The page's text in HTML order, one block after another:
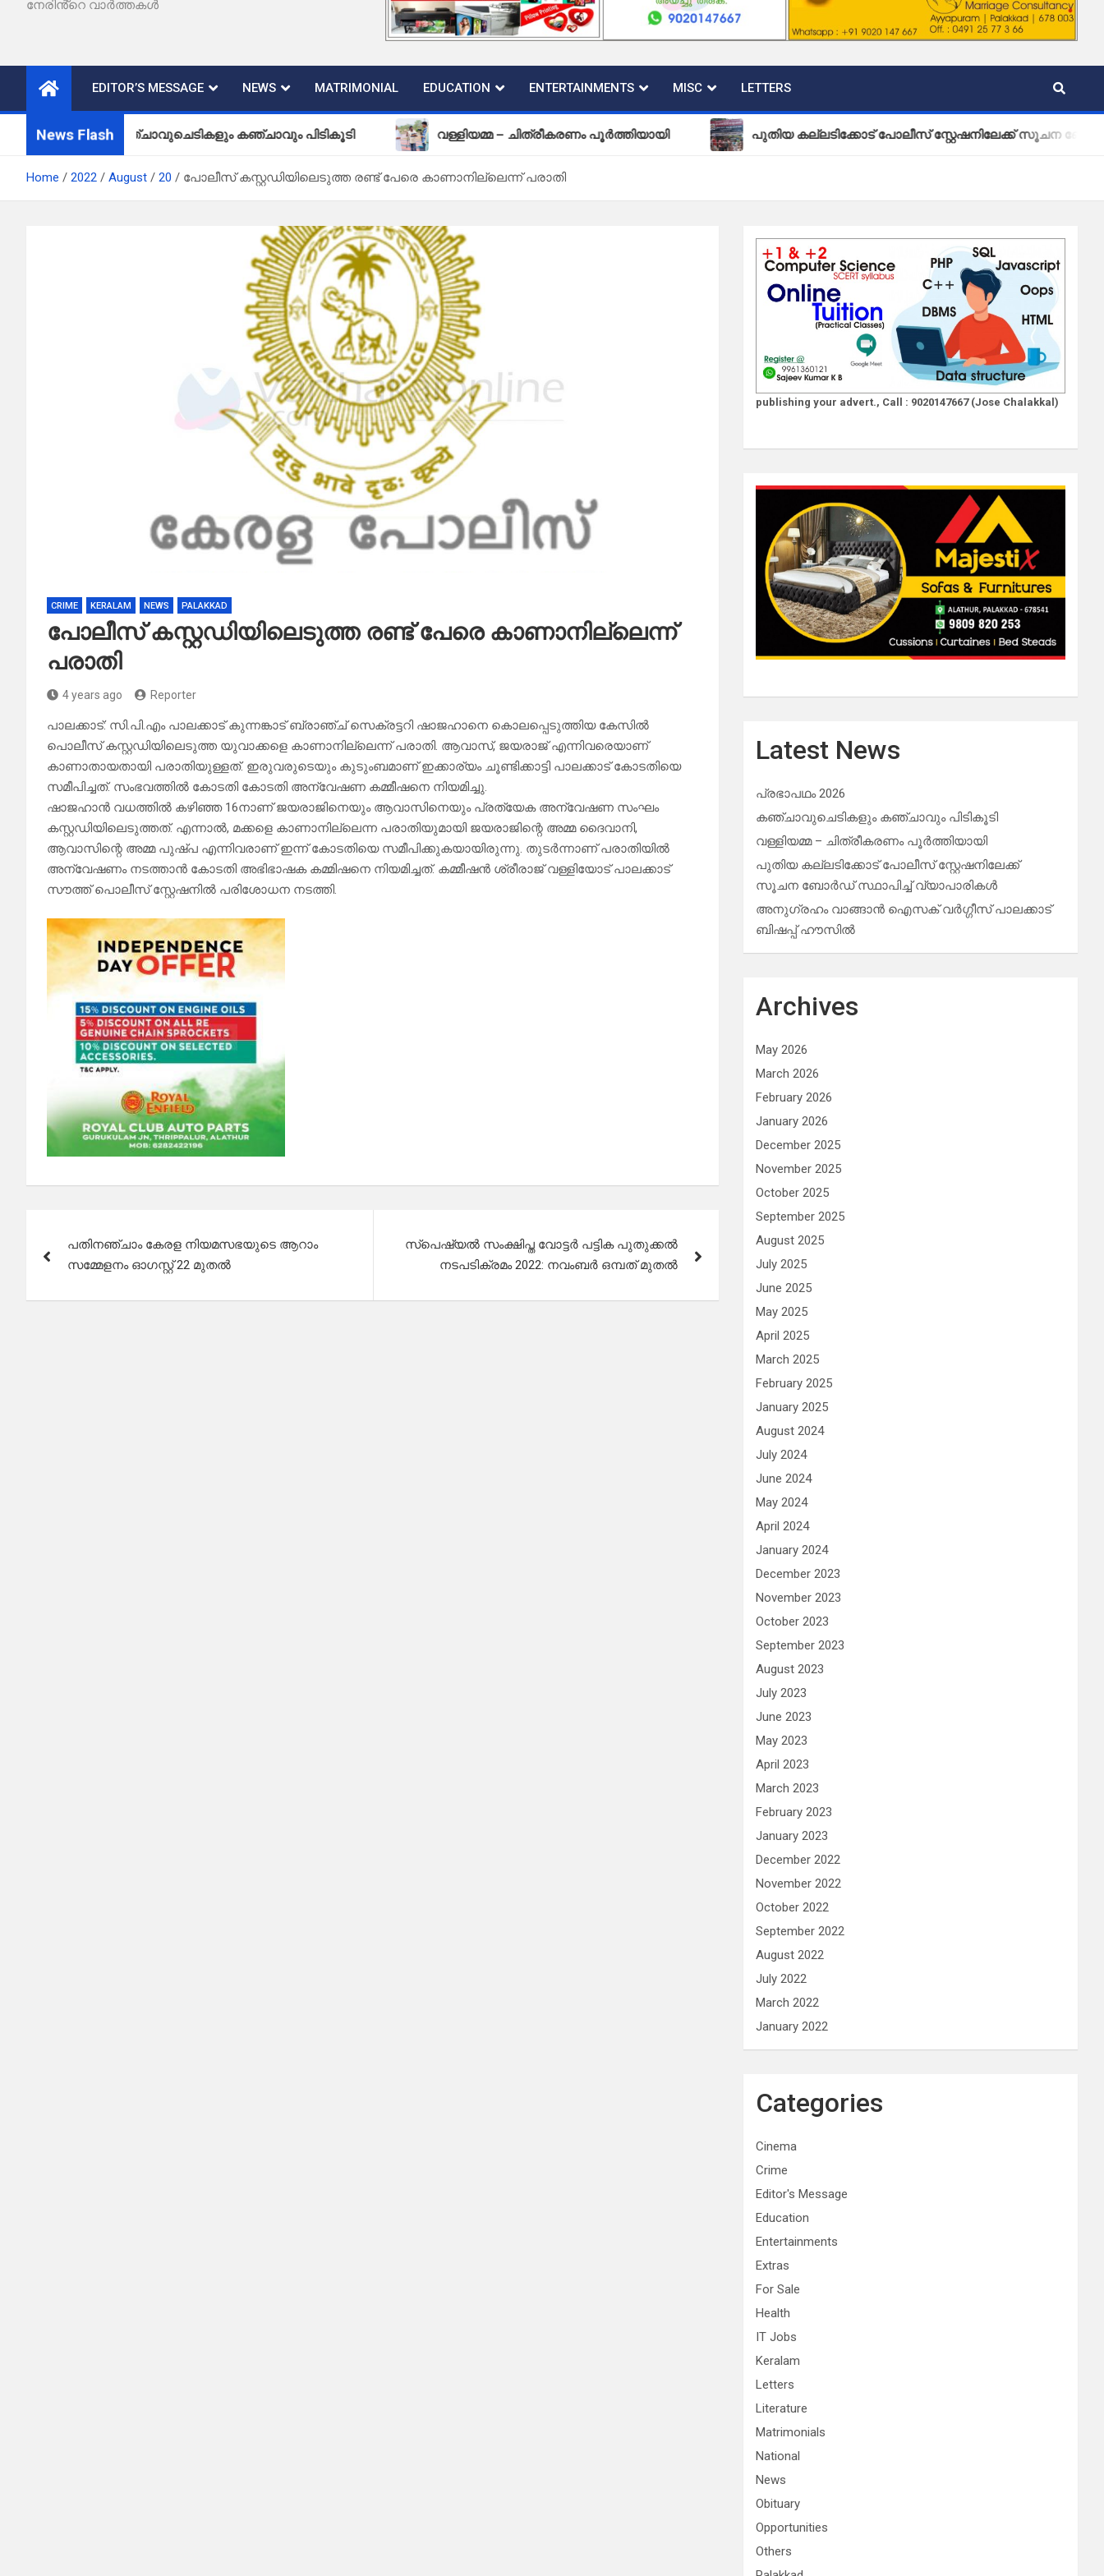
നേരിൻ്റെ വാർത്തകൾ
EDITOR’S MESSAGE NEWS MATRIMONIAL EDUCATION ENTERTAINMENTS MISC LETTERS
News Flash
കഞ്ചാവുചെടികളും കഞ്ചാവും പിടികൂടി വള്ളിയമ്മ – ചിത്രീകരണം പൂർത്തിയായി പുതിയ കല്ലടിക്കോട് പോലീസ് സ്റ്റേഷനിലേക്ക് സൂചന ബോർഡ്
Home 2022 August 20 പോലീസ് കസ്റ്റഡിയിലെടുത്ത രണ്ട് പേരെ കാണാനില്ലെന്ന് പരാതി
CRIME KERALAM NEWS PALAKKAD
പോലീസ് കസ്റ്റഡിയിലെടുത്ത രണ്ട് പേരെ കാണാനില്ലെന്ന്
പരാതി
4 years ago Reporter
പാലക്കാട്: സി.പി.എം പാലക്കാട് കുന്നങ്കാട് ബ്രാഞ്ച് സെക്രട്ടറി ഷാജഹാനെ കൊലപ്പെടുത്തിയ കേസിൽ
പൊലീസ് കസ്റ്റഡിയിലെടുത്ത യുവാക്കളെ കാണാനില്ലെന്ന് പരാതി. ആവാസ്, ജയരാജ് എന്നിവരെയാണ്
കാണാതായതായി പരാതിയുള്ളത്. ഇരുവരുടെയും കുടുംബമാണ് ഇക്കാര്യം ചൂണ്ടിക്കാട്ടി പാലക്കാട് കോടതിയെ
സമീപിച്ചത്. സംഭവത്തിൽ കോടതി കോടതി അന്വേഷണ കമ്മീഷനെ നിയമിച്ചു.
ഷാജഹാൻ വധത്തിൽ കഴിഞ്ഞ 16നാണ് ജയരാജിനെയും ആവാസിനെയും പ്രത്യേക അന്വേഷണ സംഘം
കസ്റ്റഡിയിലെടുത്തത്. എന്നാൽ, മക്കളെ കാണാനില്ലെന്ന പരാതിയുമായി ജയരാജിന്റെ അമ്മ ദൈവാനി,
ആവാസിന്റെ അമ്മ പുഷ്പ എന്നിവരാണ് ഇന്ന് കോടതിയെ സമീപിക്കുകയായിരുന്നു. തുടർന്നാണ് പരാതിയിൽ
അന്വേഷണം നടത്താൻ കോടതി അഭിഭാഷക കമ്മിഷനെ നിയമിച്ചത്. കമ്മീഷൻ ശ്രീരാജ് വള്ളിയോട് പാലക്കാട്
സൗത്ത് പൊലീസ് സ്റ്റേഷനിൽ പരിശോധന നടത്തി.
navigation
പതിനഞ്ചാം കേരള നിയമസഭയുടെ ആറാം
സമ്മേളനം ഓഗസ്റ്റ് 22 മുതൽ
സ്പെഷ്യൽ സംക്ഷിപ്ത വോട്ടർ പട്ടിക പുതുക്കൽ
നടപടിക്രമം 2022: നവംബർ ഒമ്പത് മുതൽ
publishing your advert., Call : 9020147667 (Jose Chalakkal)
Latest News
പ്രഭാപഥം 2026
കഞ്ചാവുചെടികളും കഞ്ചാവും പിടികൂടി
വള്ളിയമ്മ – ചിത്രീകരണം പൂർത്തിയായി
പുതിയ കല്ലടിക്കോട് പോലീസ് സ്റ്റേഷനിലേക്ക്
സൂചന ബോർഡ് സ്ഥാപിച്ച് വ്യാപാരികൾ
അനുഗ്രഹം വാങ്ങാൻ ഐസക് വര്‍ഗ്ഗീസ് പാലക്കാട്
ബിഷപ്പ് ഹൗസില്‍
Archives
May 2026
March 2026
February 2026
January 2026
December 2025
November 2025
October 2025
September 2025
August 2025
July 2025
June 2025
May 2025
April 2025
March 2025
February 2025
January 2025
August 2024
July 2024
June 2024
May 2024
April 2024
January 2024
December 2023
November 2023
October 2023
September 2023
August 2023
July 2023
June 2023
May 2023
April 2023
March 2023
February 2023
January 2023
December 2022
November 2022
October 2022
September 2022
August 2022
July 2022
March 2022
January 2022
Categories
Cinema
Crime
Editor's Message
Education
Entertainments
Extras
For Sale
Health
IT Jobs
Keralam
Letters
Literature
Matrimonials
National
News
Obituary
Opportunities
Others